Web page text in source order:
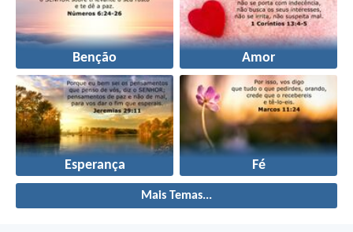
Benção Amor
Esperança Fé
Mais Temas...